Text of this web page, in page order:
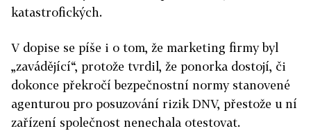
katastrofických.
V dopise se píše i o tom, že marketing firmy byl
„zavádějící“, protože tvrdil, že ponorka dostojí, či
dokonce překročí bezpečnostní normy stanovené
agenturou pro posuzování rizik DNV, přestože u ní
zařízení společnost nenechala otestovat.